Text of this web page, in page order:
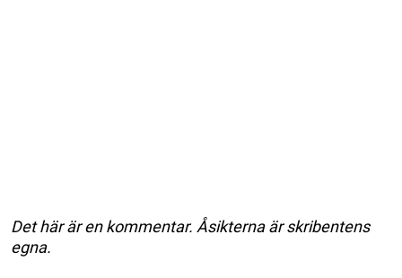
Det här är en kommentar. Åsikterna är skribentens
egna.